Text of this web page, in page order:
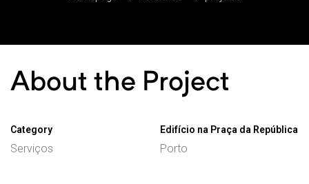
About the Project
Category
Serviços
Edifício na Praça da República
Porto